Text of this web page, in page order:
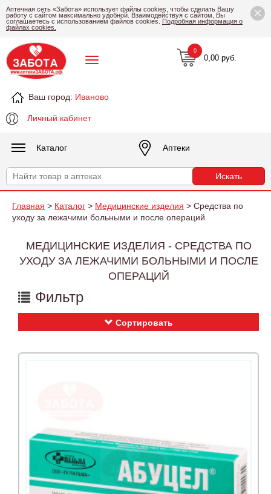
×
Аптечная сеть «Забота» использует файлы cookies, чтобы сделать Вашу
работу с сайтом максимально удобной. Взаимодействуя с сайтом, Вы
соглашаетесь с использованием файлов cookies. Подробная информация о
файлах cookies.
Ваш город: Иваново
Личный кабинет
0,00 руб.
0
Каталог Аптеки
Главная > Каталог > Медицинские изделия > Средства по
уходу за лежачими больными и после операций
МЕДИЦИНСКИЕ ИЗДЕЛИЯ - СРЕДСТВА ПО
УХОДУ ЗА ЛЕЖАЧИМИ БОЛЬНЫМИ И ПОСЛЕ
ОПЕРАЦИЙ
Фильтр
Сортировать